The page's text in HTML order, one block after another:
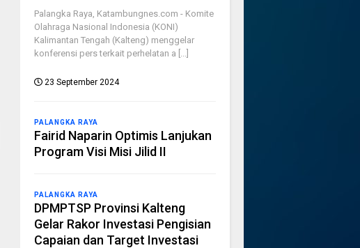
Palangka Raya, Katambungnes.com - Komite
Olahraga Nasional Indonesia (KONI)
Kalimantan Tengah (Kalteng) menggelar
konferensi pers terkait perhelatan a [...]
23 September 2024
PALANGKA RAYA
Fairid Naparin Optimis Lanjukan
Program Visi Misi Jilid II
PALANGKA RAYA
DPMPTSP Provinsi Kalteng
Gelar Rakor Investasi Pengisian
Capaian dan Target Investasi